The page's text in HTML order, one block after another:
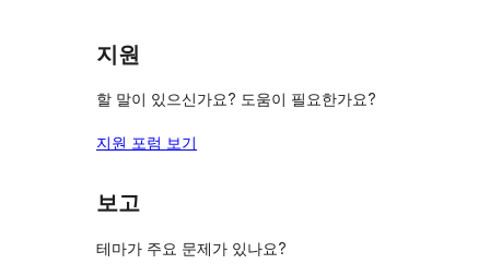
기
지원
할 말이 있으신가요? 도움이 필요한가요?
지원 포럼 보기
보고
테마가 주요 문제가 있나요?